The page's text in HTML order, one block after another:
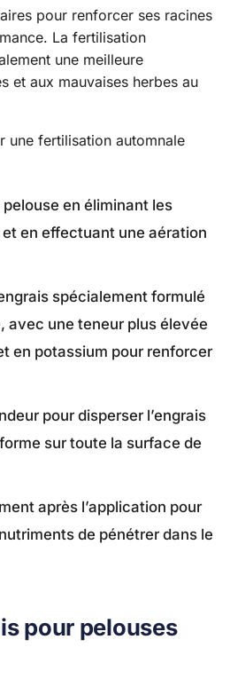
pour renforcer ses racines
La fertilisation
une meilleure
et aux mauvaises herbes au
une fertilisation automnale
en éliminant les
en effectuant une aération
spécialement formulé
avec une teneur plus élevée
en potassium pour renforcer
pour disperser l’engrais
sur toute la surface de
après l’application pour
de pénétrer dans le
pour pelouses